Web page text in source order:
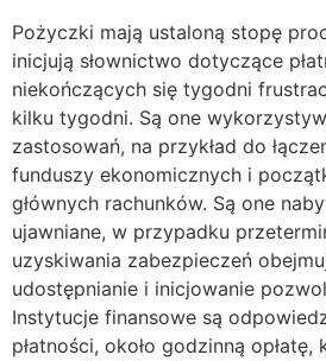
Pożyczki mają ustaloną stopę
inicjują słownictwo dotyczące
niekończących się tygodni
kilku tygodni. Są one
zastosowań, na przykład do
funduszy ekonomicznych i
głównych rachunków. Są one
ujawniane, w przypadku
uzyskiwania zabezpieczeń
udostępnianie i inicjowanie
Instytucje finansowe są
płatności, około godzinną